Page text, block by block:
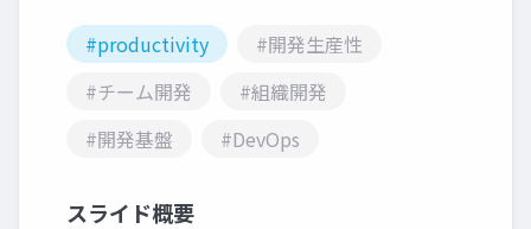
#productivity
#開発生産性
#チーム開発
#組織開発
#開発基盤
#DevOps
スライド概要